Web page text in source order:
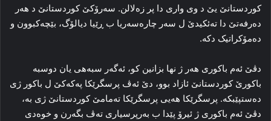
کوردستانێ یێ د وی واری دا پر زه‌لالن. سه‌رۆکێ کوردستانێ د هه‌ر
دەرفەتێ دا‌ تەئكیدێ ل سەر چاره‌سه‌ریا ب ڕێیا دیالۆگ، بێچه‌کبوون و
ده‌مۆکراتیک دكە.
دڤێ ئه‌م باکوری ھەر ژ نها بزانین کو، ئه‌گه‌ر سبەھی یان دوسبە
باکورێ کوردستانێ ئازاد بوو، دێ ئه‌ڤ پرسگرێکا پەكەكێ ل باکور ژی
ده‌ستپێبکه‌. پرسگرێکا هه‌یی پرسگرێکا ته‌مامێ کوردستانێ ژی به‌،
دڤێ ئه‌م باکوری ژ ئیرۆ پێدا‌ ب به‌رپرسیاری ته‌ڤ بگه‌رن و خوه‌دی